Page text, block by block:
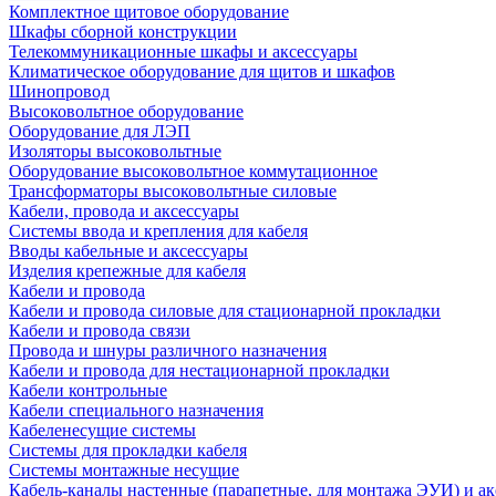
Комплектное щитовое оборудование
Шкафы сборной конструкции
Телекоммуникационные шкафы и аксессуары
Климатическое оборудование для щитов и шкафов
Шинопровод
Высоковольтное оборудование
Оборудование для ЛЭП
Изоляторы высоковольтные
Оборудование высоковольтное коммутационное
Трансформаторы высоковольтные силовые
Кабели, провода и аксессуары
Системы ввода и крепления для кабеля
Вводы кабельные и аксессуары
Изделия крепежные для кабеля
Кабели и провода
Кабели и провода силовые для стационарной прокладки
Кабели и провода связи
Провода и шнуры различного назначения
Кабели и провода для нестационарной прокладки
Кабели контрольные
Кабели специального назначения
Кабеленесущие системы
Системы для прокладки кабеля
Системы монтажные несущие
Кабель-каналы настенные (парапетные, для монтажа ЭУИ) и